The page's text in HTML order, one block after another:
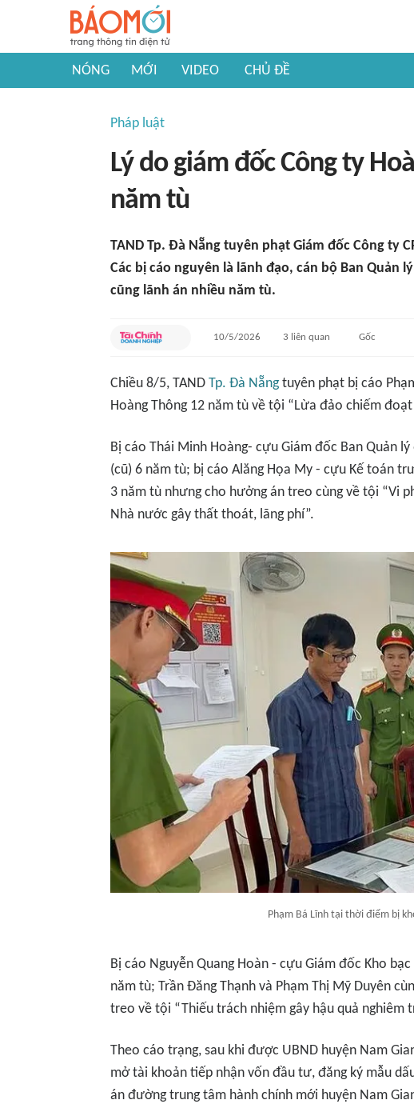
NÓNG MỚI VIDEO CHỦ ĐỀ
Pháp luật
Lý do giám đốc Công ty
năm tù
TAND Tp. Đà Nẵng tuyên phạt Giám đốc Công ty
Các bị cáo nguyên là lãnh đạo, cán bộ Ban Quản
cũng lãnh án nhiều năm tù.
10/5/2026 3 liên quan Gốc
Chiều 8/5, TAND Tp. Đà Nẵngtuyên phạt bị cáo
Hoàng Thông 12 năm tù về tội “Lừa đảo chiếm đoạt
Bị cáo Thái Minh Hoàng- cựu Giám đốc Ban Quản
(cũ) 6 năm tù; bị cáo Alăng Họa My - cựu Kế toán
3 năm tù nhưng cho hưởng án treo cùng về tội “Vi
Nhà nước gây thất thoát, lãng phí”.
Phạm Bá Lĩnh tại thời điểm bị
Bị cáo Nguyễn Quang Hoàn - cựu Giám đốc Kho
năm tù; Trần Đăng Thạnh và Phạm Thị Mỹ Duyên
treo về tội “Thiếu trách nhiệm gây hậu quả nghiêm
Theo cáo trạng, sau khi được UBND huyện Nam
mở tài khoản tiếp nhận vốn đầu tư, đăng ký mẫu
án đường trung tâm hành chính mới huyện Nam